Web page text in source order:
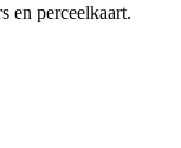
en perceelkaart.